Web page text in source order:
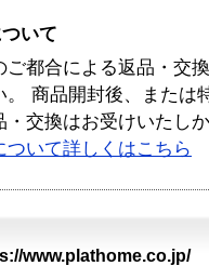
いて
ご都合による返品・交
。 商品開封後、または
・交換はお受けいたし
ついて詳しくはこちら
www.plathome.co.jp/